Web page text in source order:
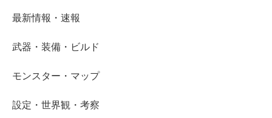
最新情報・速報
武器・装備・ビルド
モンスター・マップ
設定・世界観・考察